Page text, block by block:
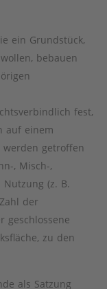
ein Grundstück,
bebauen
fest,
auf einem
werden getroffen
, Misch-,
(z. B.
der
geschlossene
zu den
als Satzung